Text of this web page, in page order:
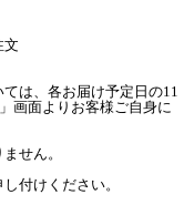
文
は、各お届け予定日の11
画面よりお客様ご自身に
せん。
付けください。